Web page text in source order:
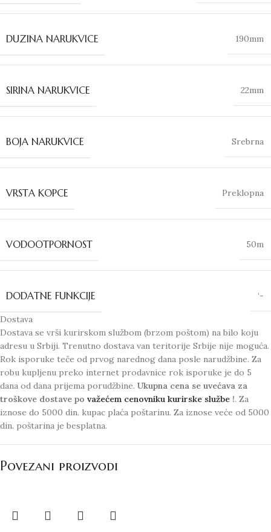
DUZINA NARUKVICE 190mm
SIRINA NARUKVICE 22mm
BOJA NARUKVICE Srebrna
VRSTA KOPCE Preklopna
VODOOTPORNOST 50m
DODATNE FUNKCIJE ‘-
Dostava
Dostava se vrši kurirskom službom (brzom poštom) na bilo koju
adresu u Srbiji. Trenutno dostava van teritorije Srbije nije moguća.
Rok isporuke teče od prvog narednog dana posle narudžbine. Za
robu kupljenu preko internet prodavnice rok isporuke je do 5
dana od dana prijema porudžbine. Ukupna cena se uvećava za
troškove dostave po važećem cenovniku kurirske službe !. Za
iznose do 5000 din. kupac plaća poštarinu. Za iznose veće od 5000
din. poštarina je besplatna.
Povezani proizvodi